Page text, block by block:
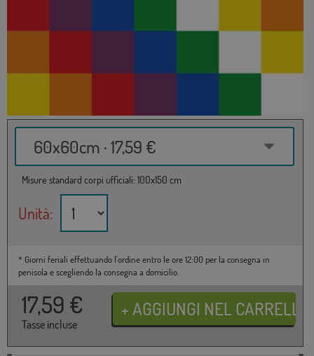
60x60cm · 17,59 €
Misure standard corpi ufficiali: 100x150 cm
Unità:
* Giorni feriali effettuando l'ordine entro le ore 12:00 per la consegna in
penisola e scegliendo la consegna a domicilio.
17,59 €
Tasse incluse